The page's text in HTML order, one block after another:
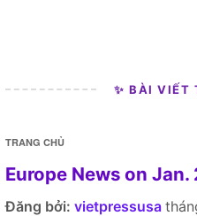
✨ BÀI VIẾT
TRANG CHỦ
Europe News on Jan.
Đăng bởi: vietpressusa